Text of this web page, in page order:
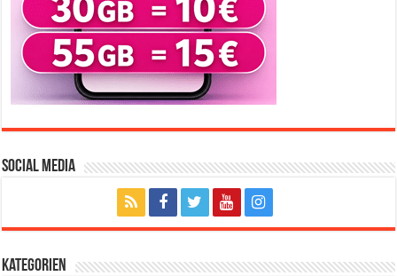
Social Media
Kategorien